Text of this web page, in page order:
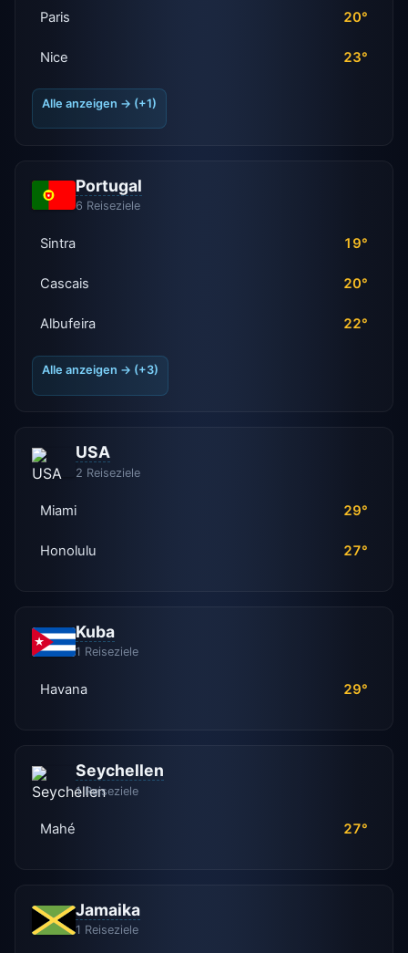
Paris 20°
Nice 23°
Alle anzeigen → (+1)
Portugal
6 Reiseziele
Sintra 19°
Cascais 20°
Albufeira 22°
Alle anzeigen → (+3)
USA
2 Reiseziele
Miami 29°
Honolulu 27°
Kuba
1 Reiseziele
Havana 29°
Seychellen
1 Reiseziele
Mahé 27°
Jamaika
1 Reiseziele